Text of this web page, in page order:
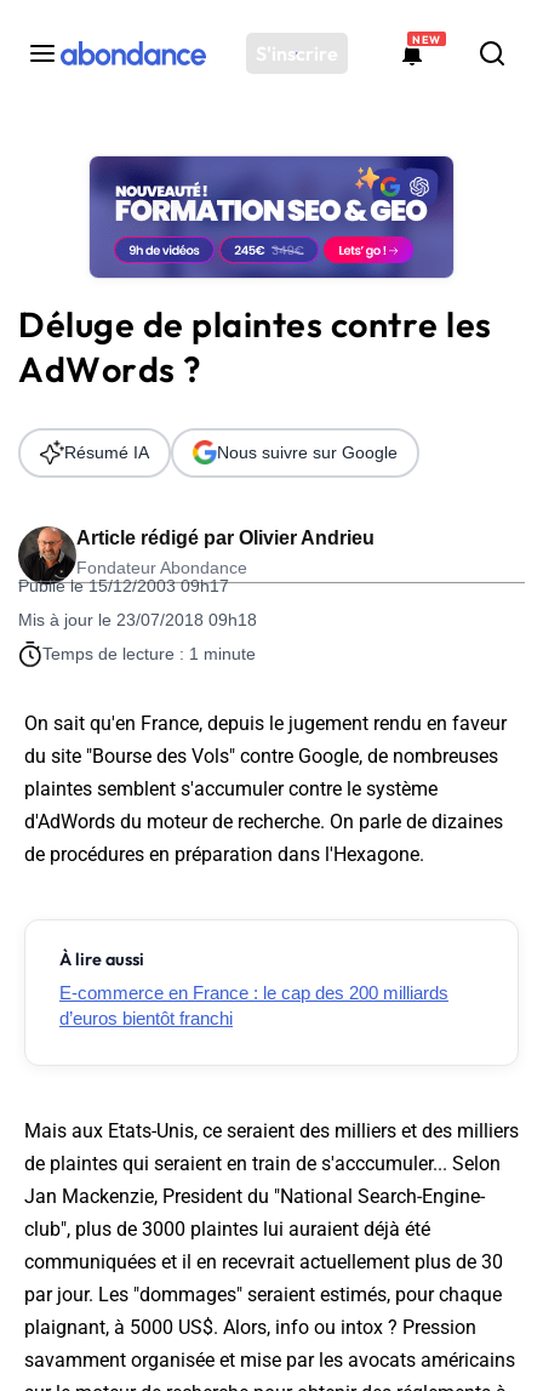
S'inscrire
NEW
Toutes les actus
Actus SEO
Plateforme
Solutions
Ressources
Audit SEO
Déluge de plaintes contre les
AdWords ?
Article rédigé par Olivier Andrieu
Fondateur Abondance
Publié le 15/12/2003 09h17
Mis à jour le 23/07/2018 09h18
Temps de lecture : 1 minute
Résumé IA Nous suivre sur Google
On sait qu'en France, depuis le jugement rendu en faveur
du site "Bourse des Vols" contre Google, de nombreuses
plaintes semblent s'accumuler contre le système
d'AdWords du moteur de recherche. On parle de dizaines
de procédures en préparation dans l'Hexagone.
À lire aussi
E-commerce en France : le cap des 200 milliards
d’euros bientôt franchi
Mais aux Etats-Unis, ce seraient des milliers et des milliers
de plaintes qui seraient en train de s'acccumuler... Selon
Jan Mackenzie, President du "National Search-Engine-
club", plus de 3000 plaintes lui auraient déjà été
communiquées et il en recevrait actuellement plus de 30
par jour. Les "dommages" seraient estimés, pour chaque
plaignant, à 5000 US$. Alors, info ou intox ? Pression
savamment organisée et mise par les avocats américains